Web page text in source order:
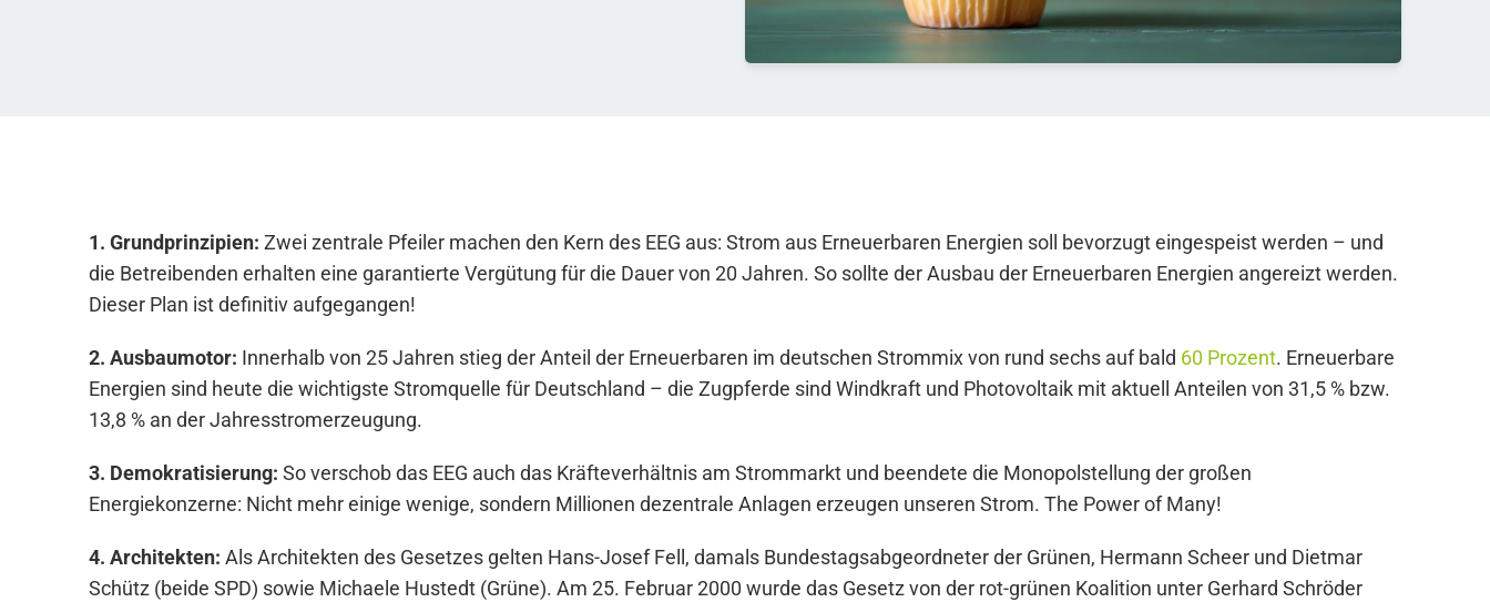
1. Grundprinzipien: Zwei zentrale Pfeiler machen den Kern des EEG aus: Strom aus Erneuerbaren Energien soll bevorzugt eingespeist werden – und
die Betreibenden erhalten eine garantierte Vergütung für die Dauer von 20 Jahren. So sollte der Ausbau der Erneuerbaren Energien angereizt werden.
Dieser Plan ist definitiv aufgegangen!
2. Ausbaumotor: Innerhalb von 25 Jahren stieg der Anteil der Erneuerbaren im deutschen Strommix von rund sechs auf bald 60 Prozent. Erneuerbare
Energien sind heute die wichtigste Stromquelle für Deutschland – die Zugpferde sind Windkraft und Photovoltaik mit aktuell Anteilen von 31,5 % bzw.
13,8 % an der Jahresstromerzeugung.
3. Demokratisierung: So verschob das EEG auch das Kräfteverhältnis am Strommarkt und beendete die Monopolstellung der großen
Energiekonzerne: Nicht mehr einige wenige, sondern Millionen dezentrale Anlagen erzeugen unseren Strom. The Power of Many!
4. Architekten: Als Architekten des Gesetzes gelten Hans-Josef Fell, damals Bundestagsabgeordneter der Grünen, Hermann Scheer und Dietmar
Schütz (beide SPD) sowie Michaele Hustedt (Grüne). Am 25. Februar 2000 wurde das Gesetz von der rot-grünen Koalition unter Gerhard Schröder